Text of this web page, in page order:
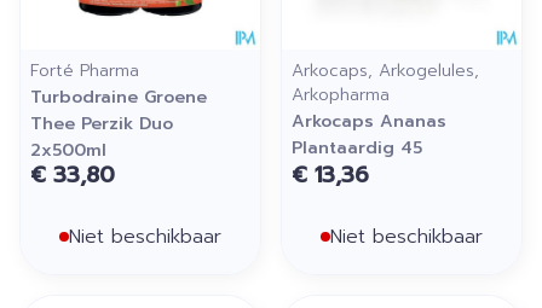
Forté Pharma
Turbodraine Groene
Thee Perzik Duo
2x500ml
€ 33,80
Niet beschikbaar
Arkocaps, Arkogelules,
Arkopharma
Arkocaps Ananas
Plantaardig 45
€ 13,36
Niet beschikbaar